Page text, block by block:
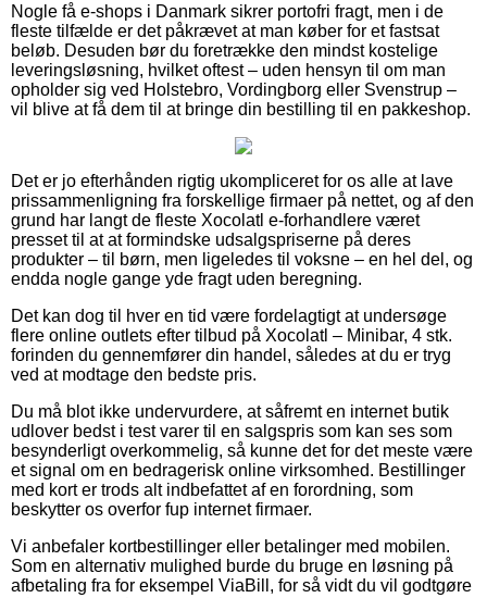
Nogle få e-shops i Danmark sikrer portofri fragt, men i de
fleste tilfælde er det påkrævet at man køber for et fastsat
beløb. Desuden bør du foretrække den mindst kostelige
leveringsløsning, hvilket oftest – uden hensyn til om man
opholder sig ved Holstebro, Vordingborg eller Svenstrup –
vil blive at få dem til at bringe din bestilling til en pakkeshop.
Det er jo efterhånden rigtig ukompliceret for os alle at lave
prissammenligning fra forskellige firmaer på nettet, og af den
grund har langt de fleste Xocolatl e-forhandlere været
presset til at at formindske udsalgspriserne på deres
produkter – til børn, men ligeledes til voksne – en hel del, og
endda nogle gange yde fragt uden beregning.
Det kan dog til hver en tid være fordelagtigt at undersøge
flere online outlets efter tilbud på Xocolatl – Minibar, 4 stk.
forinden du gennemfører din handel, således at du er tryg
ved at modtage den bedste pris.
Du må blot ikke undervurdere, at såfremt en internet butik
udlover bedst i test varer til en salgspris som kan ses som
besynderligt overkommelig, så kunne det for det meste være
et signal om en bedragerisk online virksomhed. Bestillinger
med kort er trods alt indbefattet af en forordning, som
beskytter os overfor fup internet firmaer.
Vi anbefaler kortbestillinger eller betalinger med mobilen.
Som en alternativ mulighed burde du bruge en løsning på
afbetaling fra for eksempel ViaBill, for så vidt du vil godtgøre